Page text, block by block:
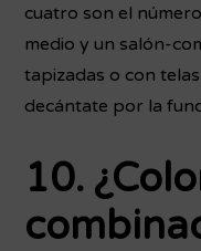
cuatro son el
medio y un salón-
tapizadas o con
decántate por la
10.